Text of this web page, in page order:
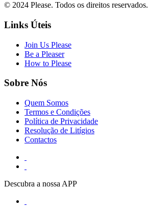
© 2024 Please. Todos os direitos reservados.
Links Úteis
Join Us Please
Be a Pleaser
How to Please
Sobre Nós
Quem Somos
Termos e Condições
Política de Privacidade
Resolução de Litígios
Contactos
Descubra a nossa APP